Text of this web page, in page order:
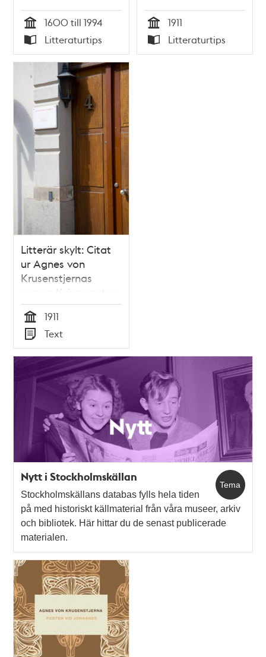
Tid
1600 till 1994
Typ
Litteraturtips Tid
1911
Typ
Litteraturtips
Litterär skylt: Citat
ur Agnes von
Krusenstjernas
roman Kvinnogatan
Tid
1911
Typ
Text
Tema
Nytt i Stockholmskällan
Stockholmskällans databas fylls hela tiden
på med historiskt källmaterial från våra museer, arkiv
och bibliotek. Här hittar du de senast publicerade
materialen.